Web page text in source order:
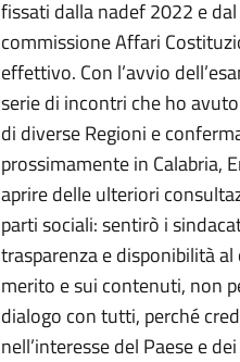
fissati dalla nadef 2022 e
commissione Affari
effettivo. Con l’avvio
serie di incontri che ho
di diverse Regioni e
prossimamente in Calabria,
aprire delle ulteriori
parti sociali: sentirò i
trasparenza e disponibilità
merito e sui contenuti, non
dialogo con tutti, perché
nell’interesse del Paese e